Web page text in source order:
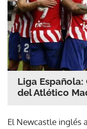
Liga
del Atlético
El Newcastle inglés